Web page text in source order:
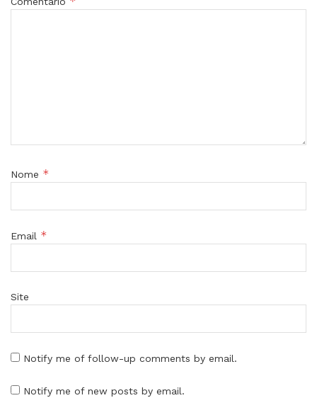
Nome *
Email *
Site
Notify me of follow-up comments by email.
Notify me of new posts by email.